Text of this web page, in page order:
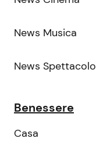
News Musica
News Spettacolo
Benessere
Casa